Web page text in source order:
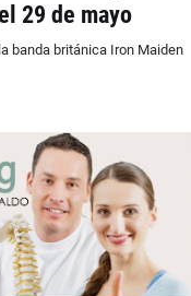
29 de mayo
banda británica Iron Maiden